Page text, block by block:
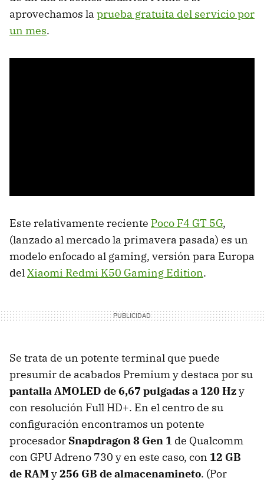
aprovechamos la prueba gratuita del servicio por
un mes.
Este relativamente reciente Poco F4 GT 5G,
(lanzado al mercado la primavera pasada) es un
modelo enfocado al gaming, versión para Europa
delXiaomi Redmi K50 Gaming Edition.
Se trata de un potente terminal que puede
presumir de acabados Premium y destaca por su
pantalla AMOLED de 6,67 pulgadas a 120 Hzy
con resolución Full HD+. En el centro de su
configuración encontramos un potente
procesador Snapdragon 8 Gen 1 de Qualcomm
con GPU Adreno 730 y en este caso, con 12 GB
de RAMy256 GB de almacenamineto. (Por